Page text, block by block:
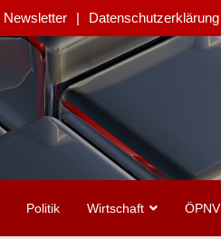
Newsletter Datenschutzerklärung
Politik Wirtschaft ÖPNV